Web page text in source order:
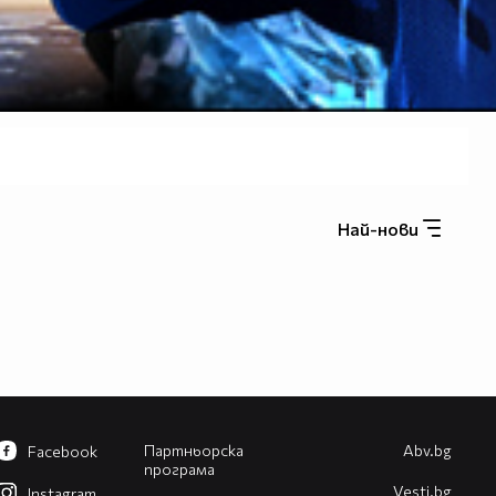
Най-нови
Партньорска
програма
Facebook Abv.bg
Vesti.bg